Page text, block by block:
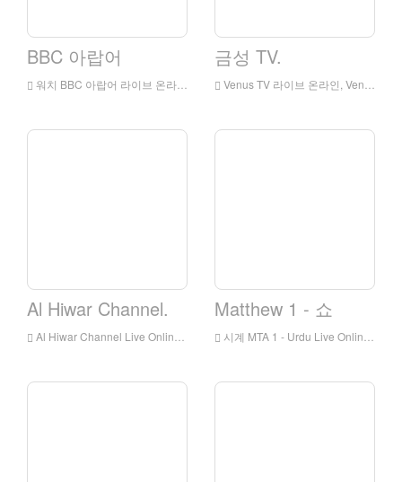
BBC 아랍어
워치 BBC 아랍어 라이브 온라인, BBC 아랍어 HD 라이브 스트리밍, 영국에서 BBC 아랍어 시계 라이브 TV
금성 TV.
Venus TV 라이브 온라인, Venus TV HD 라이브 스트리밍, 잉글랜드에서 라이브 TV
Al Hiwar Channel.
Al Hiwar Channel Live Online, Al Hiwar 채널 HD 라이브 스트리밍, Al Hiwar Channel Watch Live TV에서 영국 출신
Matthew 1 - 쇼
시계 MTA 1 - Urdu Live Online, MTA 1 - Urdu HD 라이브 스트리밍, MTA 1 - 우르두어 잉글랜드